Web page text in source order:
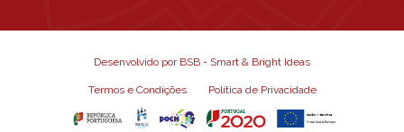
Desenvolvido por BSB - Smart & Bright Ideas
Termos e Condições Política de Privacidade